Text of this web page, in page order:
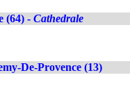
(64) - Cathedrale
De-Provence (13)